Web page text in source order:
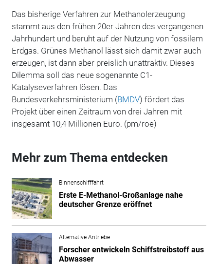
Das bisherige Verfahren zur Methanolerzeugung
stammt aus den frühen 20er Jahren des vergangenen
Jahrhundert und beruht auf der Nutzung von fossilem
Erdgas. Grünes Methanol lässt sich damit zwar auch
erzeugen, ist dann aber preislich unattraktiv. Dieses
Dilemma soll das neue sogenannte C1-
Katalyseverfahren lösen. Das
Bundesverkehrsministerium (BMDV) fördert das
Projekt über einen Zeitraum von drei Jahren mit
insgesamt 10,4 Millionen Euro. (pm/roe)
Mehr zum Thema entdecken
Binnenschifffahrt
Erste E-Methanol-Großanlage nahe
deutscher Grenze eröffnet
Alternative Antriebe
Forscher entwickeln Schiffstreibstoff aus
Abwasser